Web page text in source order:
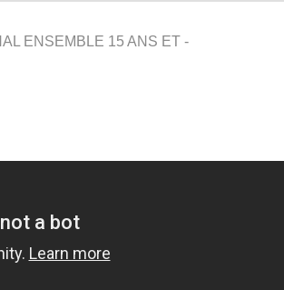
ENSEMBLE 15 ANS ET -